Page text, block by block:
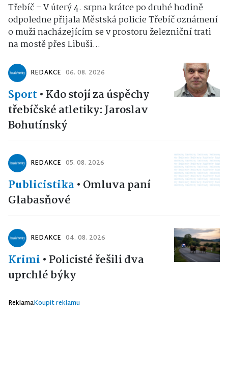
Třebíč – V úterý 4. srpna krátce po druhé hodině
odpoledne přijala Městská policie Třebíč oznámení
o muži nacházejícím se v prostoru železniční trati
na mostě přes Libuši...
REDAKCE 06. 08. 2026
Sport • Kdo stojí za úspěchy
třebíčské atletiky: Jaroslav
Bohutínský
REDAKCE 05. 08. 2026
Publicistika• Omluva paní
Glabasňové
REDAKCE 04. 08. 2026
Krimi • Policisté řešili dva
uprchlé býky
ReklamaKoupit reklamu